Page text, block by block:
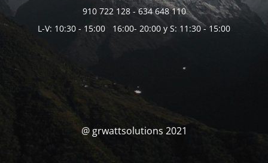
910 722 128 - 634 648 110
L-V: 10:30 - 15:00 16:00- 20:00 y S: 11:30 - 15:00
@ grwattsolutions 2021